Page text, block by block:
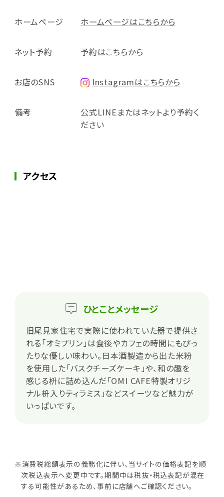
ホームページ ホームページはこちらから
ネット予約 予約はこちらから
お店のSNS Instagramはこちらから
備考
公式LINEまたはネットより予約く
ださい
アクセス
ひとことメッセージ
旧尾見家住宅で実際に使われていた器で提供さ
れる「オミプリン」は食後やカフェの時間にもぴっ
たりな優しい味わい。日本酒製造から出た米粉
を使用した「バスクチーズケーキ」や、和の趣を
感じる枡に詰め込んだ「OMI CAFE特製オリジ
ナル枡入りティラミス」などスイーツなど魅力が
いっぱいです。
※消費税総額表示の義務化に伴い、当サイトの価格表記を順
次税込表示へ変更中です。期間中は税抜・税込表記が混在
する可能性があるため、事前に店舗へご確認ください。